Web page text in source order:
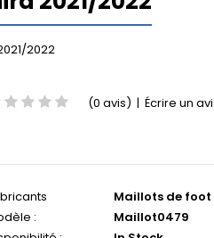
2022
(0 avis) | Écrire un
Maillots de foot
:
Maillot0479